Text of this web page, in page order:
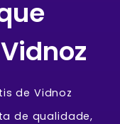
de Vidnoz
de qualidade,